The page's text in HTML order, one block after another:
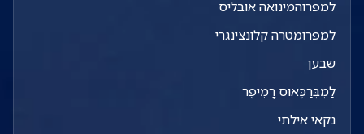
למפרוהמינואה אובליס
למפרומטרה קלונצינגרי
שבען
לַמְבְּרַכֶּאוּס רָמִיפֶר
נקאי אילתי